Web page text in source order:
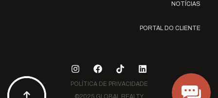
NOTÍCIAS
PORTAL DO CLIENTE
POLÍTICA DE PRIVACIDADE
©2025 GLOBAL REALTY